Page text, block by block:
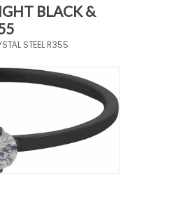
BLACK &
STEEL R355